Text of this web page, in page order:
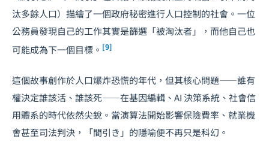
汰多餘人口）描繪了一個政府秘密進行人口控制的社會。一位
公務員發現自己的工作其實是篩選「被淘汰者」，而他自己也
可能成為下一個目標。 [9]
這個故事創作於人口爆炸恐慌的年代，但其核心問題——誰有
權決定誰該活、誰該死——在基因編輯、AI 決策系統、社會信
用體系的時代依然尖銳。當演算法開始影響保險費率、就業機
會甚至司法判決，「間引き」的隱喻便不再只是科幻。